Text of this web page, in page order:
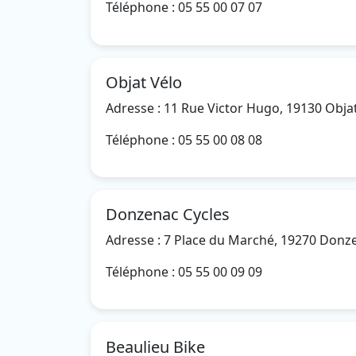
Téléphone : 05 55 00 07 07
Objat Vélo
Adresse : 11 Rue Victor Hugo, 19130
Téléphone : 05 55 00 08 08
Donzenac Cycles
Adresse : 7 Place du Marché, 19270
Téléphone : 05 55 00 09 09
Beaulieu Bike